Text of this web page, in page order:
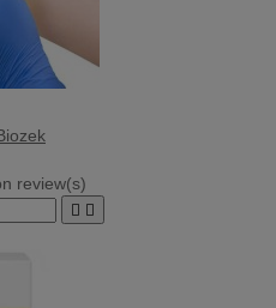
review(s)
 